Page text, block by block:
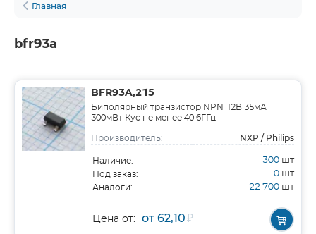
Главная
bfr93a
BFR93A,215
Биполярный транзистор NPN 12В 35мА
300мВт Кус не менее 40 6ГГц
Производитель: NXP / Philips
Наличие: 300 шт
Под заказ: 0 шт
Аналоги: 22 700 шт
Цена от: от 62,10₽